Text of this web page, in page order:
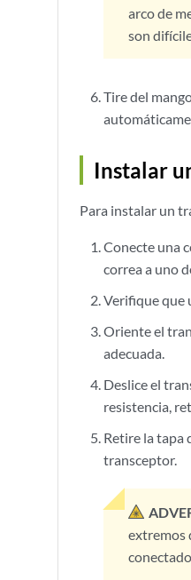
arco de
son
Tire del
Instalar
Para instalar un
Conecte una
correa a uno
Verifique que
Oriente el
adecuada.
Deslice el
resistencia,
Retire la tapa
transceptor.
extremos